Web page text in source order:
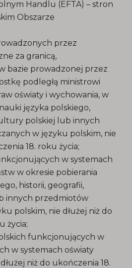
Handlu (EFTA) – stron
Obszarze
przez
za granicą,
bazie prowadzonej przez
podległą ministrowi
oświaty i wychowania, w
języka polskiego,
polskiej lub innych
w języku polskim, nie
18. roku życia;
w systemach
w okresie pobierania
historii, geografii,
innych przedmiotów
polskim, nie dłużej niż do
życia;
funkcjonujących w
w systemach oświaty
niż do ukończenia 18.